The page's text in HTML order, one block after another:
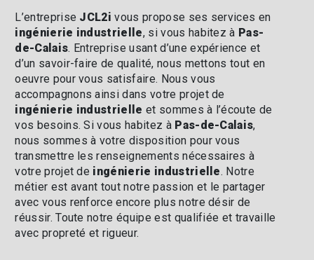
L’entreprise JCL2i vous propose ses services en
ingénierie industrielle, si vous habitez à Pas-
de-Calais. Entreprise usant d’une expérience et
d’un savoir-faire de qualité, nous mettons tout en
oeuvre pour vous satisfaire. Nous vous
accompagnons ainsi dans votre projet de
ingénierie industrielle et sommes à l’écoute de
vos besoins. Si vous habitez à Pas-de-Calais,
nous sommes à votre disposition pour vous
transmettre les renseignements nécessaires à
votre projet de ingénierie industrielle. Notre
métier est avant tout notre passion et le partager
avec vous renforce encore plus notre désir de
réussir. Toute notre équipe est qualifiée et travaille
avec propreté et rigueur.